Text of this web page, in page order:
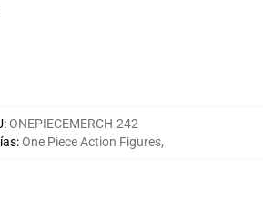
:ONEPIECEMERCH-242
:One Piece Action Figures,